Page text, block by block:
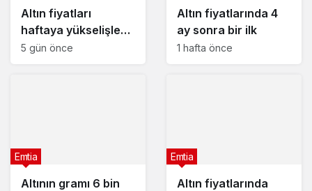
Altın fiyatları
haftaya yükselişle
başladı – 3 Ağustos
5 gün önce
Altın fiyatlarında 4
ay sonra bir ilk
1 hafta önce
Altının gramı 6 bin
Emtia
Altın fiyatlarında
Emtia